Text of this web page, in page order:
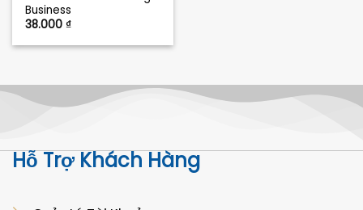
Business
38.000₫
Hỗ Trợ Khách Hàng